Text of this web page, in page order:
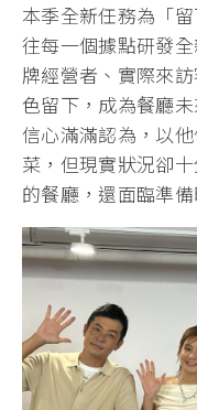
本季全新任務為「
往每一個據點研發
牌經營者、實際來
色留下，成為餐廳
信心滿滿認為，以
菜，但現實狀況卻
的餐廳，還面臨準